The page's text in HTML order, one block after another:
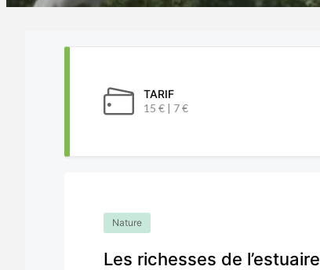
TARIF
15 € | 7 €
Nature
Les richesses de l’estuaire